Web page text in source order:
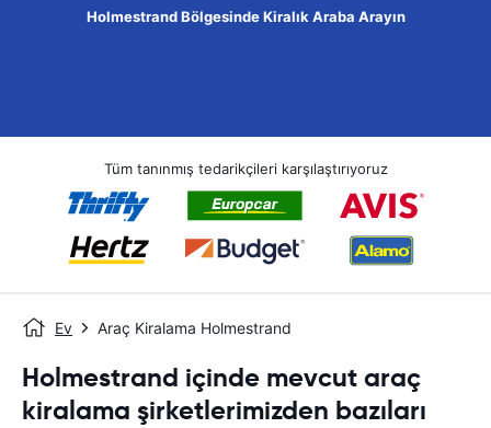
Holmestrand Bölgesinde Kiralık Araba Arayın
Tüm tanınmış tedarikçileri karşılaştırıyoruz
Ev Araç Kiralama Holmestrand
Holmestrand içinde mevcut araç
kiralama şirketlerimizden bazıları